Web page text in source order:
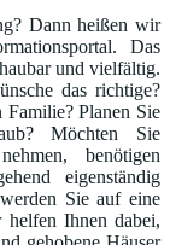
Dann heißen wir
Das
und vielfältig.
das richtige?
Planen Sie
Möchten Sie
benötigen
eigenständig
Sie auf eine
Ihnen dabei,